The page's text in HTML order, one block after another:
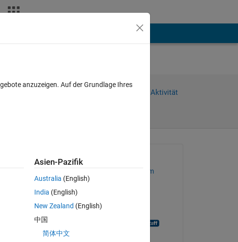
Anmelden, um Aktivität
with-
Gefragt:
M Shujah Islam Sameem
am 2 Sep. 2016
Geschlossen:
am 20 Aug. 2021
anzuzeigen. Auf der Grundlage Ihres
Asien-Pazifik
Australia (English)
India (English)
New Zealand (English)
中国
简体中文